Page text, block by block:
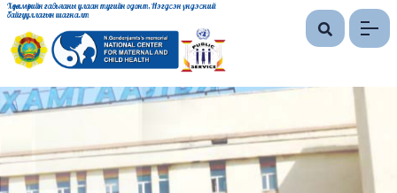
Хөдөлмөрийн гавьяаны улаан тугийн одонт, Нэгдсэн үндэсний
байгууллагын шагналт